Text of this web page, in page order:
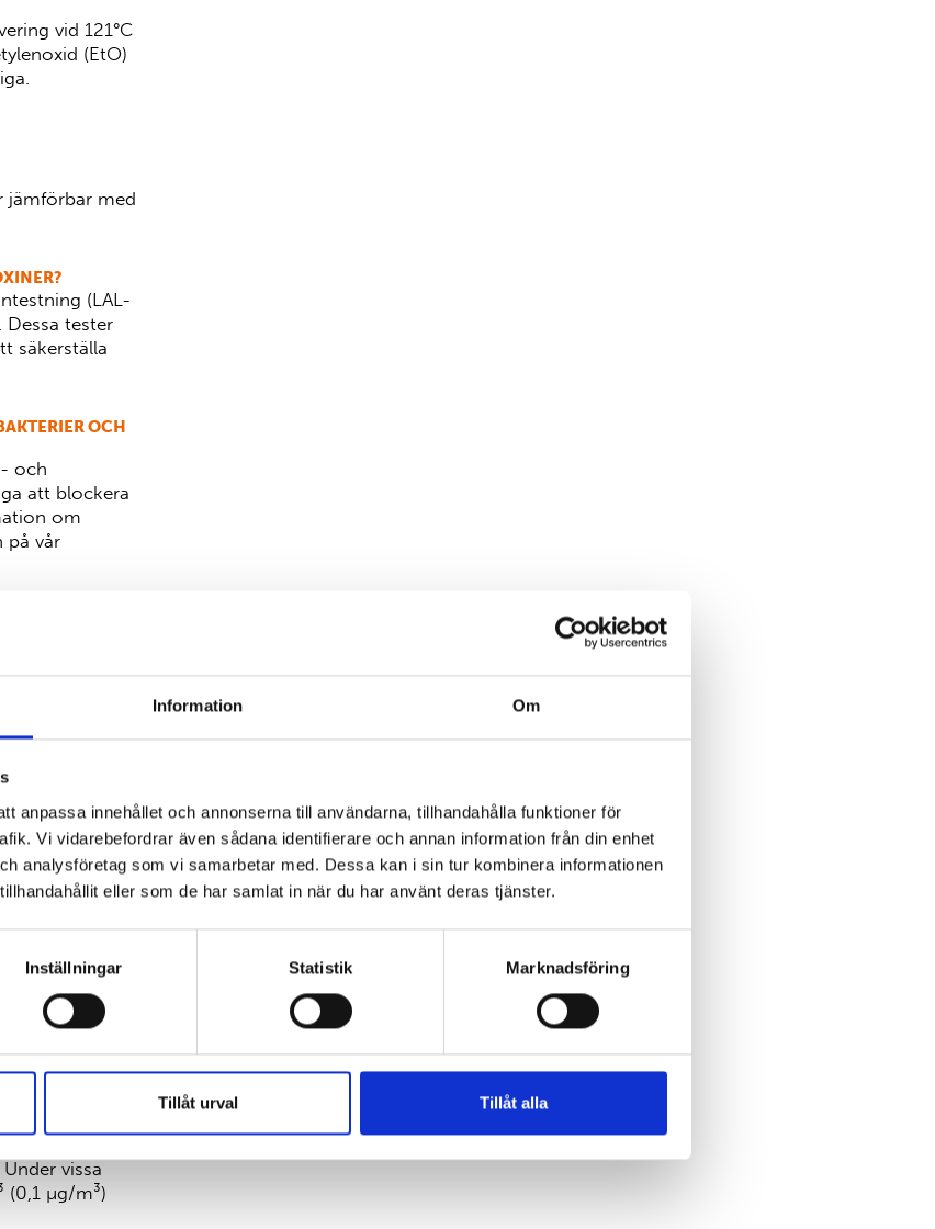
Information Om
anpassa innehållet och annonserna till användarna, tillhandahålla funktioner för
Vi vidarebefordrar även sådana identifierare och annan information från din enhet
analysföretag som vi samarbetar med. Dessa kan i sin tur kombinera informationen
eller som de har samlat in när du har använt deras tjänster.
Inställningar Statistik Marknadsföring
Tillåt urval Tillåt alla
vid 121°C
(EtO)
jämförbar med
(LAL-
tester
säkerställa
OCH
och
att blockera
om
på vår
kommer i
(API).
de
MED
of
Dessutom
information
MED
process,
vissa
(0,1 µg/m³)